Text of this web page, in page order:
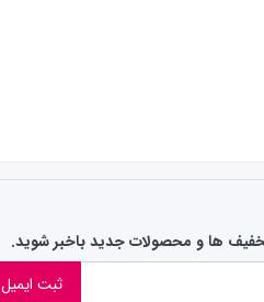
ها و محصولات جدید باخبر شوید.
ثبت ایمیل